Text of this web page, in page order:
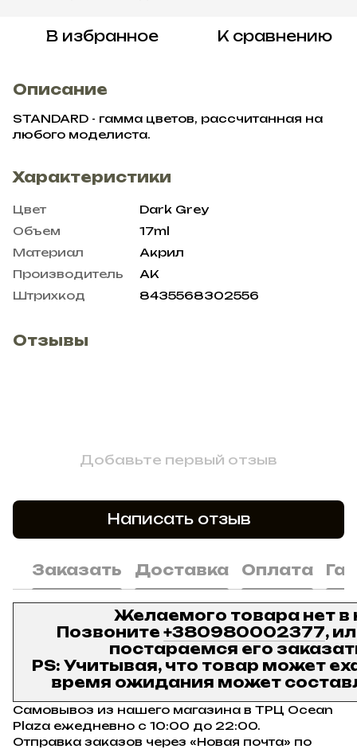
В избранное К сравнению
Описание
STANDARD - гамма цветов, рассчитанная на
любого моделиста.
Характеристики
Цвет
Dark Grey
Объем
17ml
Материал
Акрил
Производитель
AK
Штрихкод
8435568302556
Отзывы
Добавьте первый отзыв
Написать отзыв
Заказать Доставка Оплата
Желаемого товара нет в
Позвоните +380980002377,
постараемся его
PS: Учитывая, что товар может
время ожидания может
Самовывоз из нашего магазина в ТРЦ Ocean
Plaza ежедневно с 10:00 до 22:00.
Отправка заказов через «Новая почта» по